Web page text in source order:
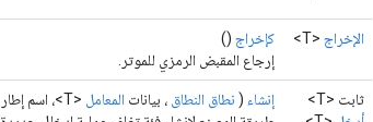
الإخراج <T> كإخراج ()
إرجاع المقبض الرمزي للموتر.
ثابت <T>
إنشاء ( نطاق النطاق ، بيانات المعامل <T>، اسم إطار السلسلة،